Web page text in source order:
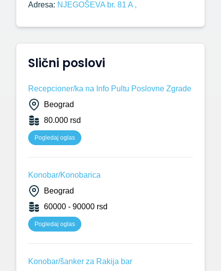
Slični poslovi
Recepcioner/ka na Info Pultu Poslovne Zgrade
Beograd
80.000 rsd
Pogledaj oglas
Konobar/Konobarica
Beograd
60000 - 90000 rsd
Pogledaj oglas
Konobar/šanker za Rakija bar
Adresa: NJEGOŠEVA br. 81 A ,